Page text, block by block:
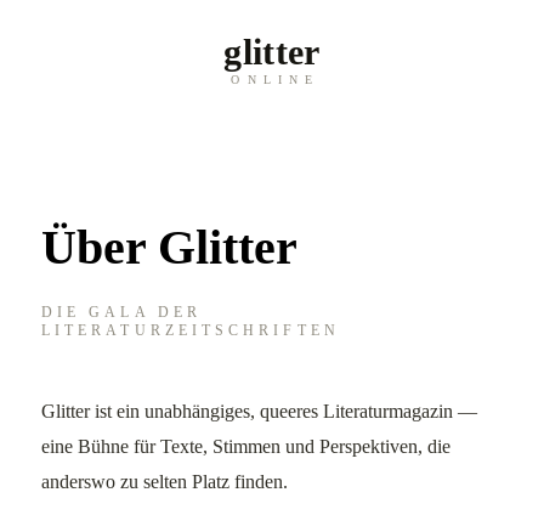
glitter
ONLINE
Über Glitter
DIE GALA DER
LITERATURZEITSCHRIFTEN
Glitter ist ein unabhängiges, queeres Literaturmagazin —
eine Bühne für Texte, Stimmen und Perspektiven, die
anderswo zu selten Platz finden.